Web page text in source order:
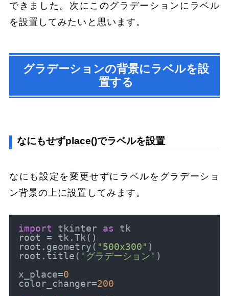
できました。次にこのグラデーションにラベル
を設置してみたいと思います。
グラデーションの背景にラベルを設
置する
なにもせずplace()でラベルを設置
なにも設定を変更せずにラベルをグラデーショ
ン背景の上に設置してみます。
import tkinter as tk
root = tk.Tk()
root.geometry( "500x300" )
root.title( 'グラデーション' )
x_place=0
color_changer=200